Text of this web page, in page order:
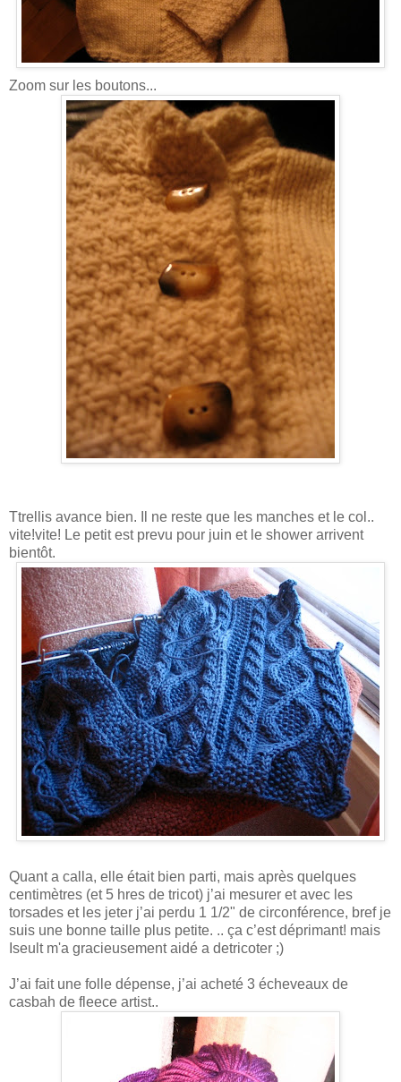
Zoom sur les boutons...
Ttrellis avance bien. Il ne reste que les manches et le col..
vite!vite! Le petit est prevu pour juin et le shower arrivent
bientôt.
Quant a calla, elle était bien parti, mais après quelques
centimètres (et 5 hres de tricot) j’ai mesurer et avec les
torsades et les jeter j’ai perdu 1 1/2" de circonférence, bref je
suis une bonne taille plus petite. .. ça c’est déprimant! mais
Iseult m'a gracieusement aidé a detricoter ;)
J’ai fait une folle dépense, j’ai acheté 3 écheveaux de
casbah de fleece artist..